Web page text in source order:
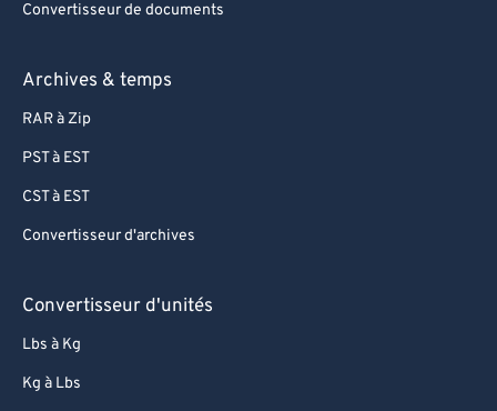
Convertisseur de documents
Archives & temps
RAR à Zip
PST à EST
CST à EST
Convertisseur d'archives
Convertisseur d'unités
Lbs à Kg
Kg à Lbs